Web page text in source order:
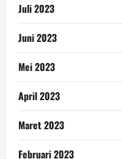
Juli 2023
Juni 2023
Mei 2023
April 2023
Maret 2023
Februari 2023